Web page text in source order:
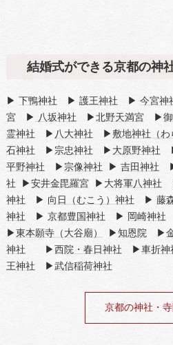
結婚式ができる京都の神
▶ 下鴨神社 ▶ 護王神社 ▶ 今宮神
宮▶ 八坂神社 ▶ 北野天満宮▶
霊神社 ▶ 八大神社 ▶ 敷地神社（わ
石神社 ▶ 宗忠神社 ▶ 大原野神社
平野神社 ▶ 宗像神社 ▶ 吉田神社
社 ▶安井金毘羅宮▶ 大将軍八神社
神社 ▶ 向日（むこう）神社 ▶ 藤
神社 ▶ 京都豊国神社 ▶ 岡崎神社
▶ 東本願寺（大谷廟） ▶ 知恩院▶
神社 ▶ 西院・春日神社 ▶ 車折神
王神社 ▶ 武信稲荷神社
京都の神社・